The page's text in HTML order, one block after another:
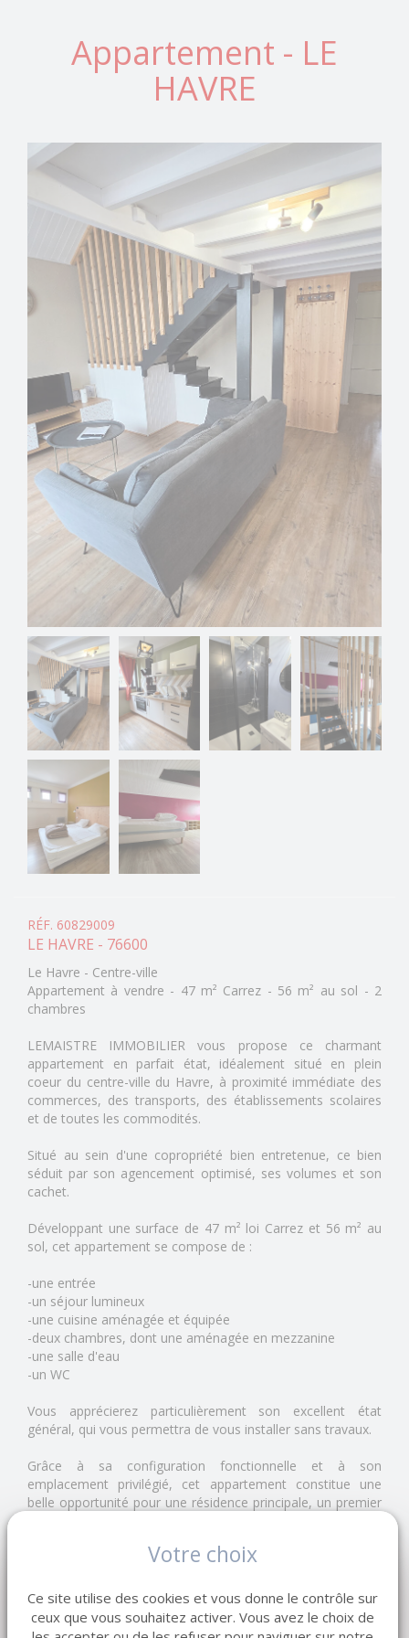
Appartement - LE
HAVRE
RÉF. 60829009
LE HAVRE - 76600
Le Havre - Centre-ville
Appartement à vendre - 47 m² Carrez - 56 m² au sol - 2
chambres
LEMAISTRE IMMOBILIER vous propose ce charmant
appartement en parfait état, idéalement situé en plein
coeur du centre-ville du Havre, à proximité immédiate des
commerces, des transports, des établissements scolaires
et de toutes les commodités.
Situé au sein d'une copropriété bien entretenue, ce bien
séduit par son agencement optimisé, ses volumes et son
cachet.
Développant une surface de 47 m² loi Carrez et 56 m² au
sol, cet appartement se compose de :
-une entrée
-un séjour lumineux
-une cuisine aménagée et équipée
-deux chambres, dont une aménagée en mezzanine
-une salle d'eau
-un WC
Vous apprécierez particulièrement son excellent état
général, qui vous permettra de vous installer sans travaux.
Grâce à sa configuration fonctionnelle et à son
emplacement privilégié, cet appartement constitue une
belle opportunité pour une résidence principale, un premier
Les atouts de ce bien :
- emplacement recherché en centre-ville
- appartement en parfait état
- cuisine aménagée et équipée
Votre choix
Ce site utilise des cookies et vous donne le contrôle sur
ceux que vous souhaitez activer. Vous avez le choix de